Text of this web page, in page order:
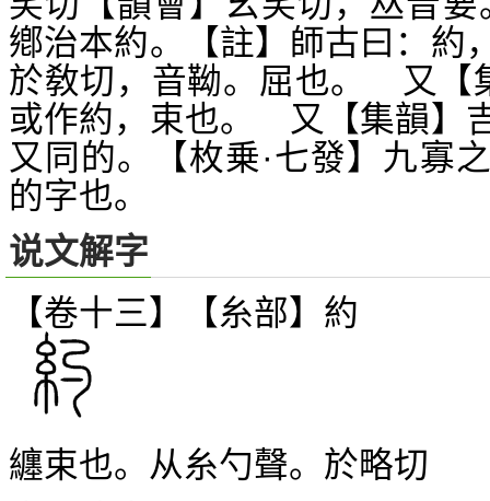
鄕治本約。【註】師古曰：
於敎切，音靿。屈也。 又【
或作約，束也。 又【集韻
又同的。【枚乗·七發】九寡
的字也。
说文解字
【卷十三】【糸部】 約
纏束也。从糸勺聲。於略切